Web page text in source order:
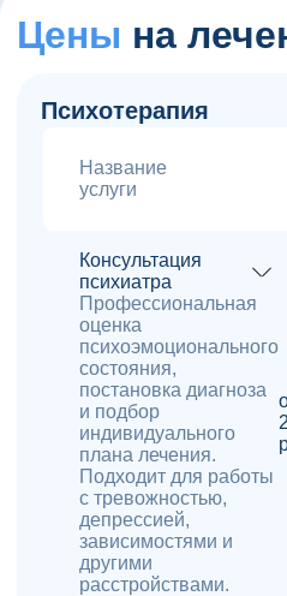
Цены на
Психотерапия
Название
услуги
Консультация
психиатра
Профессиональная
оценка
психоэмоционального
состояния,
постановка диагноза
и подбор
индивидуального
плана лечения.
Подходит для работы
с тревожностью,
депрессией,
зависимостями и
другими
расстройствами.